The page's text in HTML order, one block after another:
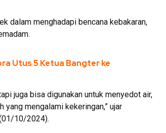
dalam menghadapi bencana kebakaran,
Utus 5 Ketua Bangter ke
juga bisa digunakan untuk menyedot air,
mengalami kekeringan,” ujar
10/2024).